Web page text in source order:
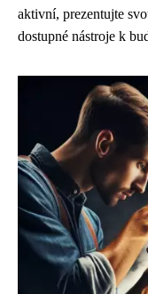
aktivní, prezentujte
dostupné nástroje k